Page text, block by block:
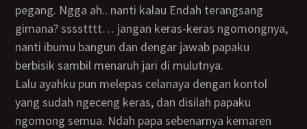
pegang. Ngga ah.. nanti kalau Endah terangsang
gimana? sssstttt… jangan keras-keras ngomongnya,
nanti ibumu bangun dan dengar jawab papaku
berbisik sambil menaruh jari di mulutnya.
Lalu ayahku pun melepas celanaya dengan kontol
yang sudah ngeceng keras, dan disilah papaku
ngomong semua. Ndah papa sebenarnya kemaren